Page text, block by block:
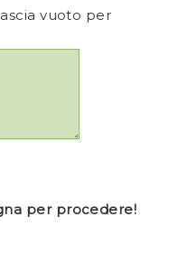
vuoto per
per procedere!